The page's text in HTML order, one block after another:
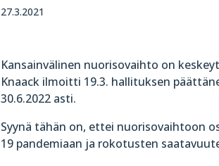
27.3.2021
Kansainvälinen nuorisovaihto on
Knaack ilmoitti 19.3. hallituksen
30.6.2022 asti.
Syynä tähän on, ettei nuorisovaihtoon
19 pandemiaan ja rokotusten